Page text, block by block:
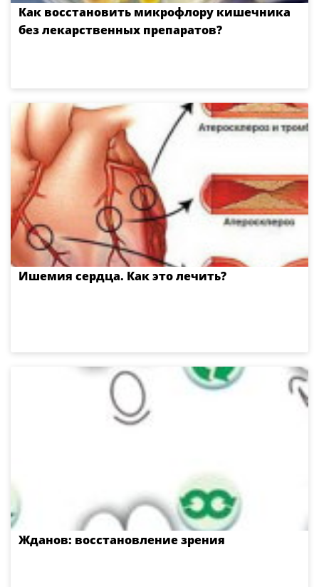
Как восстановить микрофлору кишечника
без лекарственных препаратов?
Ишемия сердца. Как это лечить?
Жданов: восстановление зрения